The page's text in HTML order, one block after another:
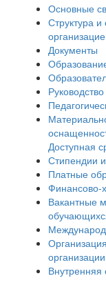
Основные
Структура
Документы
Руководство
Доступная
Стипендии
Платные
Финансово-
Вакантные
организации
Внутренняя